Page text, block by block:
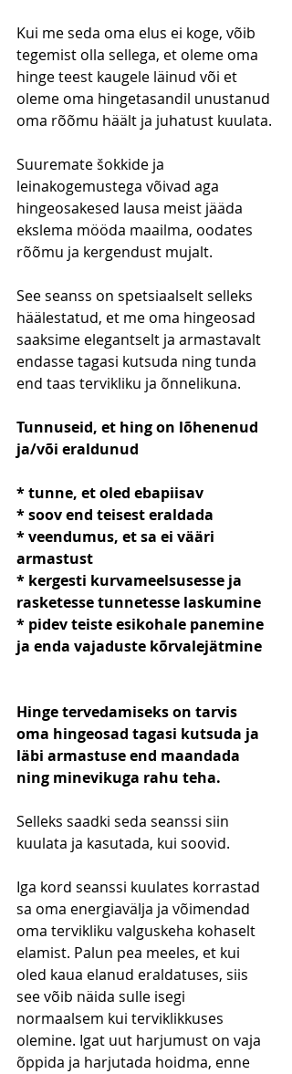
Kui me seda oma elus ei koge, võib
tegemist olla sellega, et oleme oma
hinge teest kaugele läinud või et
oleme oma hingetasandil unustanud
oma rõõmu häält ja juhatust kuulata.
Suuremate šokkide ja
leinakogemustega võivad aga
hingeosakesed lausa meist jääda
ekslema mööda maailma, oodates
rõõmu ja kergendust mujalt.
See seanss on spetsiaalselt selleks
häälestatud, et me oma hingeosad
saaksime elegantselt ja armastavalt
endasse tagasi kutsuda ning tunda
end taas tervikliku ja õnnelikuna.
Tunnuseid, et hing on lõhenenud
ja/või eraldunud
* tunne, et oled ebapiisav
* soov end teisest eraldada
* veendumus, et sa ei vääri
armastust
* kergesti kurvameelsusesse ja
rasketesse tunnetesse laskumine
* pidev teiste esikohale panemine
ja enda vajaduste kõrvalejätmine
Hinge tervedamiseks on tarvis
oma hingeosad tagasi kutsuda ja
läbi armastuse end maandada
ning minevikuga rahu teha.
Selleks saadki seda seanssi siin
kuulata ja kasutada, kui soovid.
Iga kord seanssi kuulates korrastad
sa oma energiavälja ja võimendad
oma tervikliku valguskeha kohaselt
elamist. Palun pea meeles, et kui
oled kaua elanud eraldatuses, siis
see võib näida sulle isegi
normaalsem kui terviklikkuses
olemine. Igat uut harjumust on vaja
õppida ja harjutada hoidma, enne